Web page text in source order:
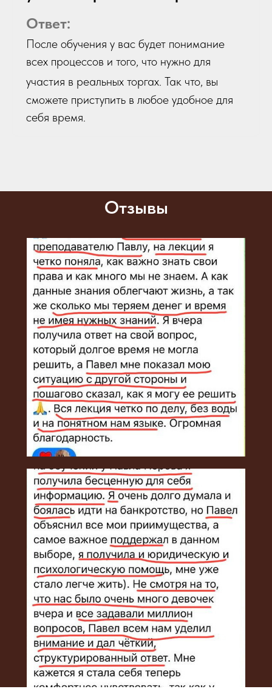
Ответ:
После обучения у вас будет понимание
всех процессов и того, что нужно для
участия в реальных торгах. Так что, вы
сможете приступить в любое удобное для
себя время.
Отзывы